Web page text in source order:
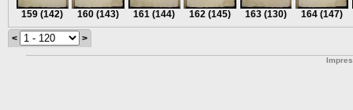
159 (142) 160 (143) 161 (144) 162 (145) 163 (130) 164 (147)
< >